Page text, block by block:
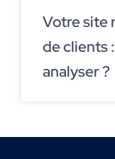
Votre site
de clients
analyser ?